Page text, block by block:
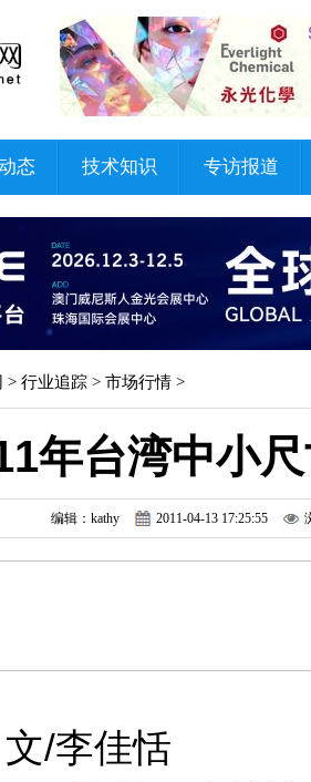
态 技术知识 专访报道
> 行业追踪 > 市场行情 >
年台湾中小
编辑：kathy 2011-04-13 17:25:55
佳恬